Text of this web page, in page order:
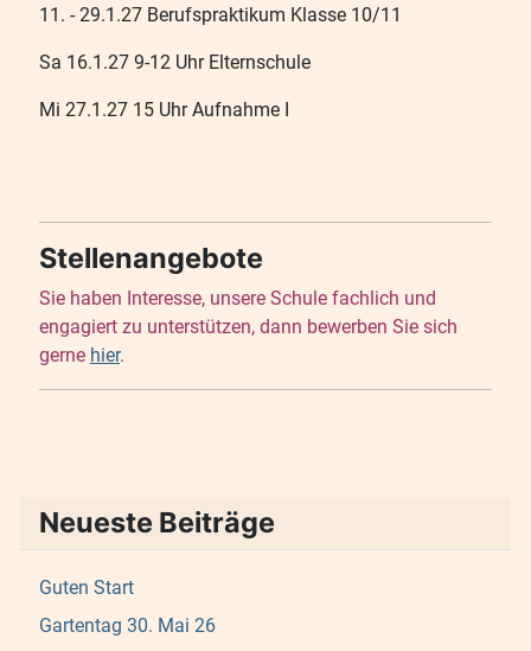
11. - 29.1.27 Berufspraktikum Klasse 10/11
Sa 16.1.27 9-12 Uhr Elternschule
Mi 27.1.27 15 Uhr Aufnahme I
Stellenangebote
Sie haben Interesse, unsere Schule fachlich und
engagiert zu unterstützen, dann bewerben Sie sich
gerne hier.
Neueste Beiträge
Guten Start
Gartentag 30. Mai 26